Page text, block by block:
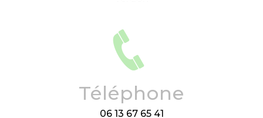
Téléphone
06 13 67 65 41